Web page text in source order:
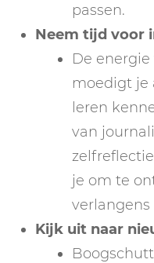
passen.
Neem tijd voor
De
moedigt je
leren
van
je om te
verlangens
Kijk uit naar